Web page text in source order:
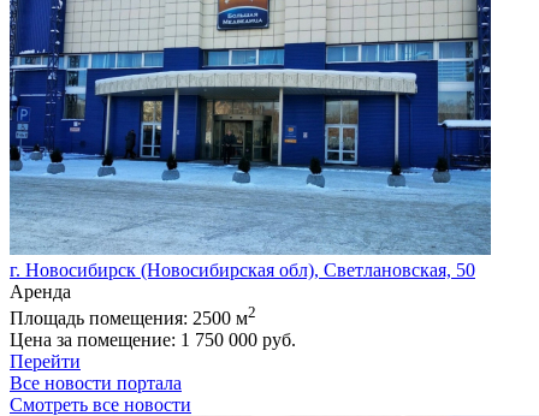
г. Новосибирск (Новосибирская обл), Cветлановская, 50
Аренда
Площадь помещения: 2500 м2
Цена за помещение: 1 750 000 руб.
Перейти
Все новости портала
Смотреть все новости